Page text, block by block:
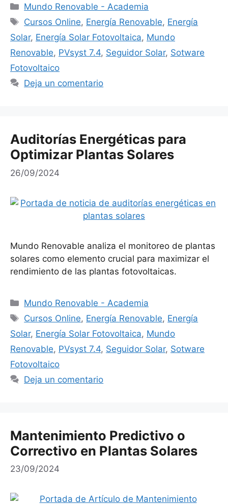
Categorías
Mundo Renovable - Academia
Etiquetas
Cursos Online, Energía Renovable, Energía
Solar, Energía Solar Fotovoltaica, Mundo
Renovable, PVsyst 7.4, Seguidor Solar, Sotware
Fotovoltaico
Deja un comentario
Auditorías Energéticas para
Optimizar Plantas Solares
26/09/2024
Mundo Renovable analiza el monitoreo de plantas
solares como elemento crucial para maximizar el
rendimiento de las plantas fotovoltaicas.
Categorías
Mundo Renovable - Academia
Etiquetas
Cursos Online, Energía Renovable, Energía
Solar, Energía Solar Fotovoltaica, Mundo
Renovable, PVsyst 7.4, Seguidor Solar, Sotware
Fotovoltaico
Deja un comentario
Mantenimiento Predictivo o
Correctivo en Plantas Solares
23/09/2024